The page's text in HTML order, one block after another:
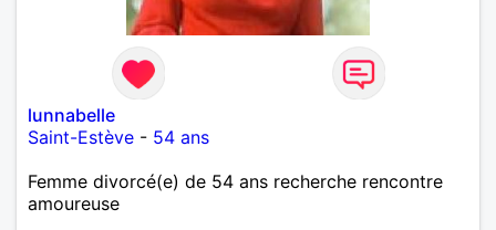
lunnabelle
Saint-Estève - 54 ans
Femme divorcé(e) de 54 ans recherche rencontre
amoureuse